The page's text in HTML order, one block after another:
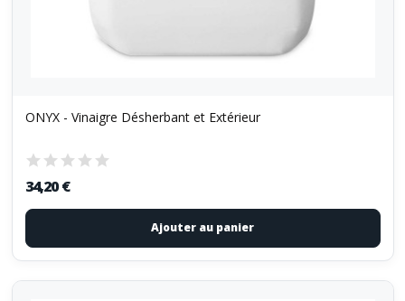
ONYX - Vinaigre Désherbant et Extérieur
34,20 €
Ajouter au panier